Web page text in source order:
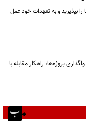
بپذیرید و به تعهدات خود عمل
پروژه‌ها، راهکار مقابله با